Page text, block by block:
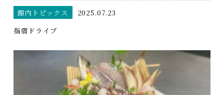
館内トピックス
2025.07.23
指宿ドライブ